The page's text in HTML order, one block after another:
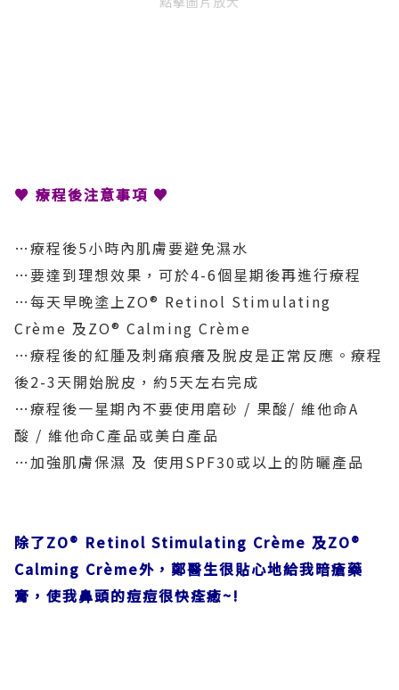
♥ 療程後注意事項 ♥
…療程後5小時內肌膚要避免濕水
…要達到理想效果，可於4-6個星期後再進行療程
…每天早晚塗上ZO® Retinol Stimulating
Crème 及ZO® Calming Crème
…療程後的紅腫及刺痛痕癢及脫皮是正常反應。療程
後2-3天開始脫皮，約5天左右完成
…療程後一星期內不要使用磨砂 / 果酸/ 維他命A
酸 / 維他命C產品或美白產品
…加強肌膚保濕 及 使用SPF30或以上的防曬產品
除了ZO® Retinol Stimulating Crème 及ZO®
Calming Crème外，鄭醫生很貼心地給我暗瘡藥
膏，使我鼻頭的痘痘很快痊癒~!